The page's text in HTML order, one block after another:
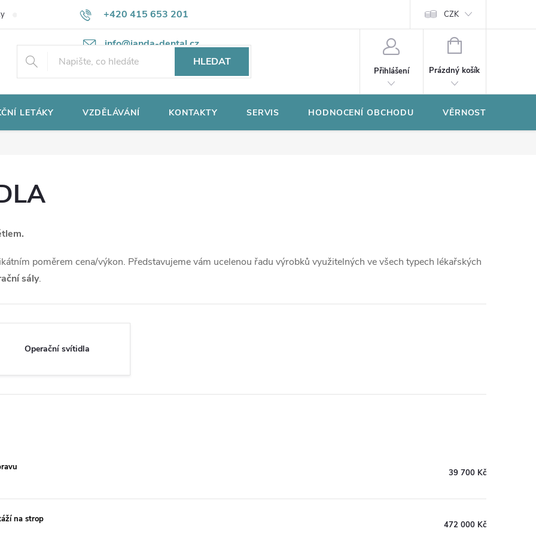
+420 415 653 201
info@janda-dental.cz
Potřebujete poradit? Ochrana osobních údajů CZK
HLEDAT
Přihlášení
NÁKUPNÍ
Prázdný košík
LETÁKY VZDĚLÁVÁNÍ KONTAKTY SERVIS HODNOCENÍ OBCHODU VĚRNOSTNÍ
poměrem cena/výkon. Představujeme vám ucelenou řadu výrobků využitelných ve všech typech lékařských
sály.
Operační svítidla
39 700 Kč
na strop
472 000 Kč